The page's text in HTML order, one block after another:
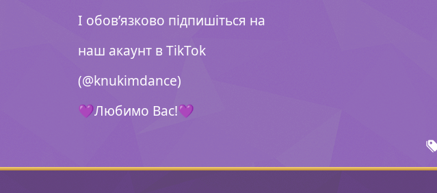
І обов’язково підпишіться на
наш акаунт в TikTok
(@knukimdance)
💜Любимо Вас!💜